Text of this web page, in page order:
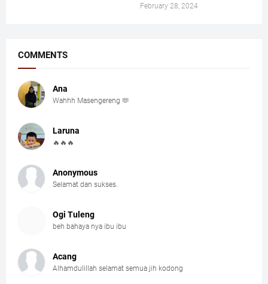
February 28, 2024
COMMENTS
Ana
Wahhh Masengereng 🫶
Laruna
🔥🔥🔥
Anonymous
Selamat dan sukses.
Ogi Tuleng
beh bahaya nya ibu ibu
Acang
Alhamdulillah selamat semua jih kodong